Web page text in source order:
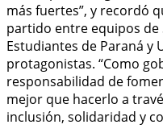
más fuertes”, y recordó
partido entre equipos de
Estudiantes de Paraná y
protagonistas. “Como
responsabilidad de
mejor que hacerlo a
inclusión, solidaridad y